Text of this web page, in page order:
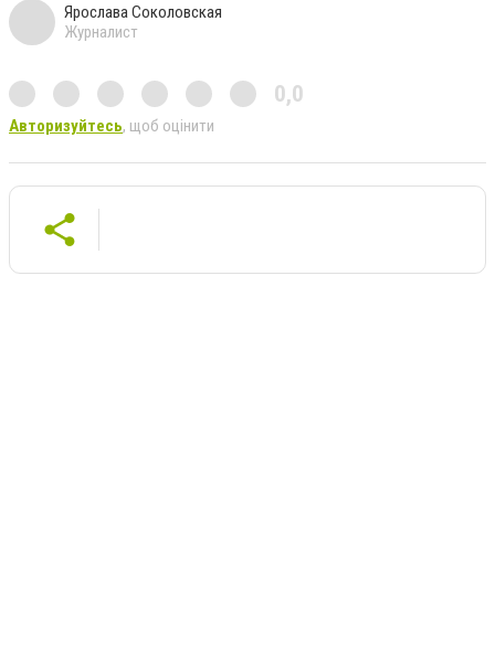
Ярослава Соколовская
Журналист
0,0
Авторизуйтесь, щоб оцінити